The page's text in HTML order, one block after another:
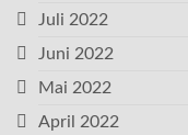
Juli 2022
Juni 2022
Mai 2022
April 2022